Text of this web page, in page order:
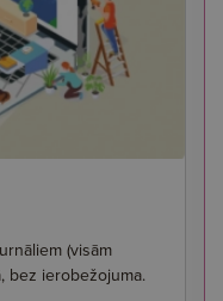
(visām
bez ierobežojuma.